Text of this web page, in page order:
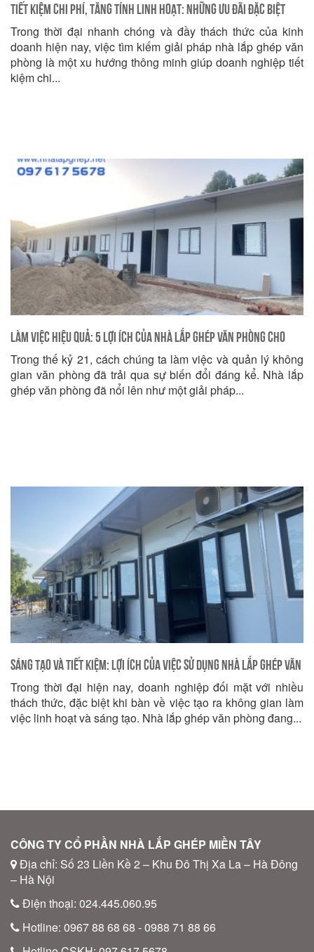
Tiết Kiệm Chi Phí, Tăng Tính Linh Hoạt: Những Ưu Đãi Đặc Biệt
Cho Nhà Lắp Ghép Văn Phòng IDC!
Trong thời đại nhanh chóng và đầy thách thức của kinh
doanh hiện nay, việc tìm kiếm giải pháp nhà lắp ghép văn
phòng là một xu hướng thông minh giúp doanh nghiệp tiết
kiệm chi...
Làm việc Hiệu Quả: 5 Lợi Ích của Nhà Lắp Ghép Văn Phòng cho
Doanh Nghiệp
Trong thế kỷ 21, cách chúng ta làm việc và quản lý không
gian văn phòng đã trải qua sự biến đổi đáng kể. Nhà lắp
ghép văn phòng đã nổi lên như một giải pháp...
Sáng tạo và Tiết kiệm: Lợi ích Của Việc Sử dụng Nhà Lắp Ghép Văn
Phòng
Trong thời đại hiện nay, doanh nghiệp đối mặt với nhiều
thách thức, đặc biệt khi bàn về việc tạo ra không gian làm
việc linh hoạt và sáng tạo. Nhà lắp ghép văn phòng đang...
CÔNG TY CỔ PHẦN NHÀ LẮP GHÉP MIỀN TÂY
Địa chỉ: Số 23 Liền Kề 2 – Khu Đô Thị Xa La – Hà Đông
– Hà Nội
Điện thoại: 024.445.060.95
Hotline: 0967 88 68 68 - 0988 71 88 66